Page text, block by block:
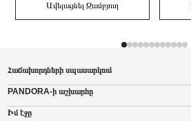
Ավելացնել Զամբյուղ
Հաճախորդների սպասարկում
PANDORA-ի աշխարհը
Իմ էջը